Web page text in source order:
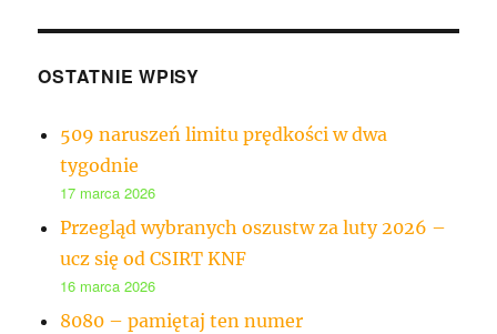
OSTATNIE WPISY
509 naruszeń limitu prędkości w dwa
tygodnie
17 marca 2026
Przegląd wybranych oszustw za luty 2026 –
ucz się od CSIRT KNF
16 marca 2026
8080 – pamiętaj ten numer